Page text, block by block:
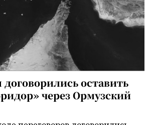
оставить
через Ормузский